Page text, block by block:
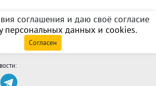
соглашения и даю своё согласие
персональных данных и cookies.
Согласен